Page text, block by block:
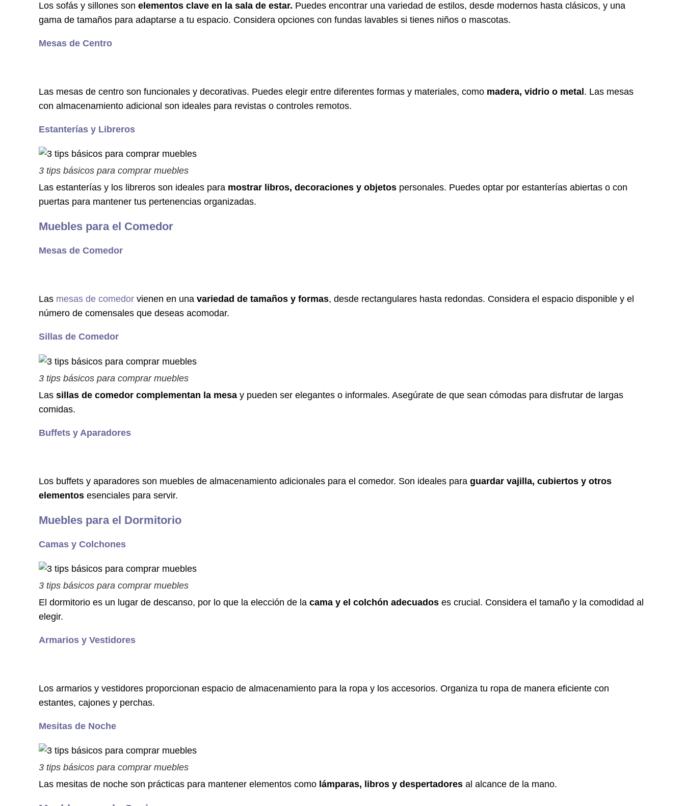
Los sofás y sillones son elementos clave en la sala de estar. Puedes encontrar una variedad de estilos, desde modernos hasta clásicos, y una
gama de tamaños para adaptarse a tu espacio. Considera opciones con fundas lavables si tienes niños o mascotas.
Mesas de Centro
Las mesas de centro son funcionales y decorativas. Puedes elegir entre diferentes formas y materiales, como madera, vidrio o metal . Las mesas
con almacenamiento adicional son ideales para revistas o controles remotos.
Estanterías y Libreros
3 tips básicos para comprar muebles
Las estanterías y los libreros son ideales para mostrar libros, decoraciones y objetos personales. Puedes optar por estanterías abiertas o con
puertas para mantener tus pertenencias organizadas.
Muebles para el Comedor
Mesas de Comedor
Las mesas de comedor vienen en una variedad de tamaños y formas, desde rectangulares hasta redondas. Considera el espacio disponible y el
número de comensales que deseas acomodar.
Sillas de Comedor
3 tips básicos para comprar muebles
Las sillas de comedor complementan la mesa y pueden ser elegantes o informales. Asegúrate de que sean cómodas para disfrutar de largas
comidas.
Buffets y Aparadores
Los buffets y aparadores son muebles de almacenamiento adicionales para el comedor. Son ideales para guardar vajilla, cubiertos y otros
elementos esenciales para servir.
Muebles para el Dormitorio
Camas y Colchones
3 tips básicos para comprar muebles
El dormitorio es un lugar de descanso, por lo que la elección de la cama y el colchón adecuados es crucial. Considera el tamaño y la comodidad al
elegir.
Armarios y Vestidores
Los armarios y vestidores proporcionan espacio de almacenamiento para la ropa y los accesorios. Organiza tu ropa de manera eficiente con
estantes, cajones y perchas.
Mesitas de Noche
3 tips básicos para comprar muebles
Las mesitas de noche son prácticas para mantener elementos como lámparas, libros y despertadores al alcance de la mano.